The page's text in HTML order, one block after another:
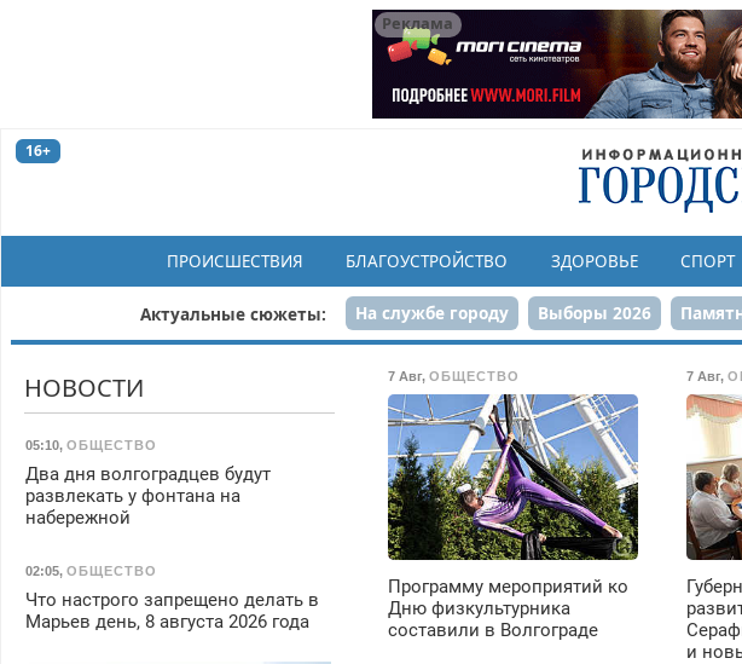
Реклама
16+
ПРОИСШЕСТВИЯ БЛАГОУСТРОЙСТВО ЗДОРОВЬЕ СПОРТ
Актуальные сюжеты: На службе городу Выборы 2026
Реконструкция ЦПКиО
7 Авг,ОБЩЕСТВО
Программу мероприятий ко
Дню физкультурника
составили в Волгограде
7 Авг,
и
НОВОСТИ
05:10, ОБЩЕСТВО
Два дня волгоградцев будут
развлекать у фонтана на
набережной
02:05, ОБЩЕСТВО
Что настрого запрещено делать в
Марьев день, 8 августа 2026 года